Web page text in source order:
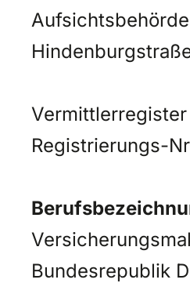
Registrierungs-
Bundesrepublik